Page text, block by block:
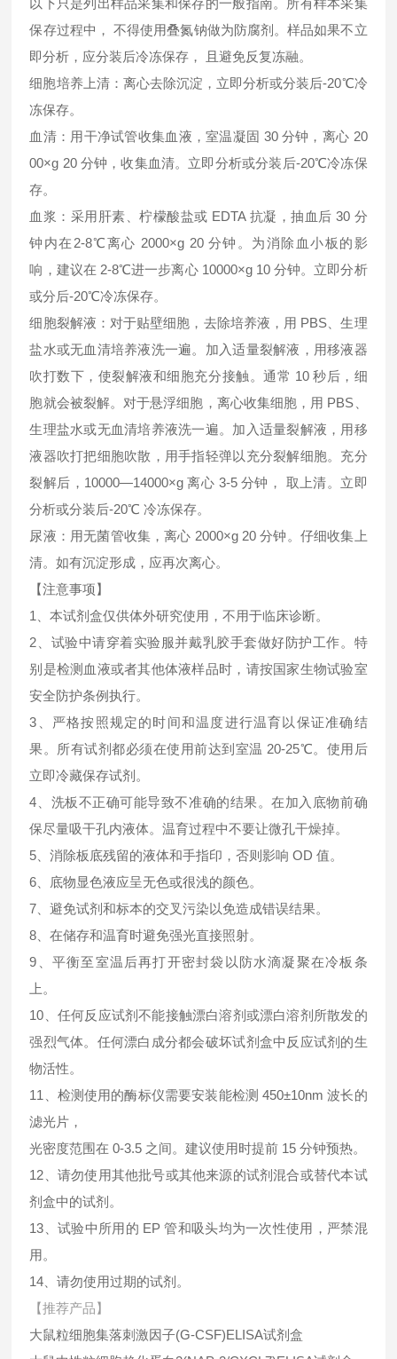
以下只是列出样品采集和保存的一般指南。所有样本采集
保存过程中， 不得使用叠氮钠做为防腐剂。样品如果不立
即分析，应分装后冷冻保存， 且避免反复冻融。
细胞培养上清：离心去除沉淀，立即分析或分装后-20℃冷
冻保存。
血清：用干净试管收集血液，室温凝固 30 分钟，离心 20
00×g 20 分钟，收集血清。立即分析或分装后-20℃冷冻保
存。
血浆：采用肝素、柠檬酸盐或 EDTA 抗凝，抽血后 30 分
钟内在2-8℃离心 2000×g 20 分钟。为消除血小板的影
响，建议在 2-8℃进一步离心 10000×g 10 分钟。立即分析
或分后-20℃冷冻保存。
细胞裂解液：对于贴壁细胞，去除培养液，用 PBS、生理
盐水或无血清培养液洗一遍。加入适量裂解液，用移液器
吹打数下，使裂解液和细胞充分接触。通常 10 秒后，细
胞就会被裂解。对于悬浮细胞，离心收集细胞，用 PBS、
生理盐水或无血清培养液洗一遍。加入适量裂解液，用移
液器吹打把细胞吹散，用手指轻弹以充分裂解细胞。充分
裂解后，10000—14000×g 离心 3-5 分钟， 取上清。立即
分析或分装后-20℃ 冷冻保存。
尿液：用无菌管收集，离心 2000×g 20 分钟。仔细收集上
清。如有沉淀形成，应再次离心。
【注意事项】
1、本试剂盒仅供体外研究使用，不用于临床诊断。
2、试验中请穿着实验服并戴乳胶手套做好防护工作。特
别是检测血液或者其他体液样品时，请按国家生物试验室
安全防护条例执行。
3、严格按照规定的时间和温度进行温育以保证准确结
果。所有试剂都必须在使用前达到室温 20-25℃。使用后
立即冷藏保存试剂。
4、洗板不正确可能导致不准确的结果。在加入底物前确
保尽量吸干孔内液体。温育过程中不要让微孔干燥掉。
5、消除板底残留的液体和手指印，否则影响 OD 值。
6、底物显色液应呈无色或很浅的颜色。
7、避免试剂和标本的交叉污染以免造成错误结果。
8、在储存和温育时避免强光直接照射。
9、平衡至室温后再打开密封袋以防水滴凝聚在冷板条
上。
10、任何反应试剂不能接触漂白溶剂或漂白溶剂所散发的
强烈气体。任何漂白成分都会破坏试剂盒中反应试剂的生
物活性。
11、检测使用的酶标仪需要安装能检测 450±10nm 波长的
滤光片，
光密度范围在 0-3.5 之间。建议使用时提前 15 分钟预热。
12、请勿使用其他批号或其他来源的试剂混合或替代本试
剂盒中的试剂。
13、试验中所用的 EP 管和吸头均为一次性使用，严禁混
用。
14、请勿使用过期的试剂。
【推荐产品】
大鼠粒细胞集落刺激因子(G-CSF)ELISA试剂盒